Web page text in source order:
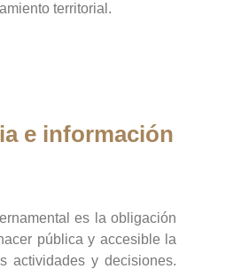
territorial.
e información
es la obligación
pública y accesible la
actividades y decisiones.